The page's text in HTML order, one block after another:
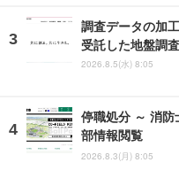
調査データの加
受託した地盤調
2026.8.5(水) 8:05
停職処分 ～ 消
部情報閲覧
2026.8.3(月) 8:05